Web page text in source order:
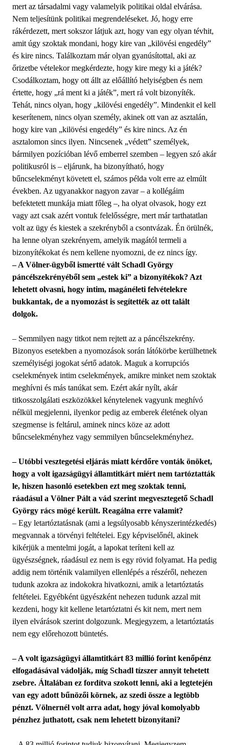
mert az társadalmi vagy valamelyik politikai oldal elvárása.
Nem teljesítünk politikai megrendeléseket. Jó, hogy erre
rákérdezett, mert sokszor látjuk azt, hogy van egy olyan tévhit,
amit úgy szoktak mondani, hogy kire van „kilövési engedély”
és kire nincs. Találkoztam már olyan gyanúsítottal, aki az
őrizetbe vételekor megkérdezte, hogy kire megy ki a játék?
Csodálkoztam, hogy ott állt az előállító helyiségben és nem
értette, hogy „rá ment ki a játék”, mert rá volt bizonyíték.
Tehát, nincs olyan, hogy „kilövési engedély”. Mindenkit el kell
keserítenem, nincs olyan személy, akinek ott van az asztalán,
hogy kire van „kilövési engedély” és kire nincs. Az én
asztalomon sincs ilyen. Nincsenek „védett” személyek,
bármilyen pozícióban lévő emberrel szemben – legyen szó akár
politikusról is – eljárunk, ha bizonyítható, hogy
bűncselekményt követett el, számos példa volt erre az elmúlt
években. Az ugyanakkor nagyon zavar – a kollégáim
befektetett munkája miatt főleg –, ha olyat olvasok, hogy ezt
vagy azt csak azért vontuk felelősségre, mert már tarthatatlan
volt az ügy és kiestek a szekrényből a csontvázak. Én örülnék,
ha lenne olyan szekrényem, amelyik magától termeli a
bizonyítékokat és nem kellene nyomozni, de ez nincs így.
– A Völner-ügyből ismertté vált Schadl György
páncélszekrényéből sem „estek ki” a bizonyítékok? Azt
lehetett olvasni, hogy intim, magánéleti felvételekre
bukkantak, de a nyomozást is segítették az ott talált
dolgok.
– Semmilyen nagy titkot nem rejtett az a páncélszekrény.
Bizonyos esetekben a nyomozások során látókörbe kerülhetnek
személyiségi jogokat sértő adatok. Maguk a korrupciós
cselekmények intim cselekmények, amikre minket nem szoktak
meghívni és más tanúkat sem. Ezért akár nyílt, akár
titkosszolgálati eszközökkel kénytelenek vagyunk meghívó
nélkül megjelenni, ilyenkor pedig az emberek életének olyan
szegmense is feltárul, aminek nincs köze az adott
bűncselekményhez vagy semmilyen bűncselekményhez.
– Utóbbi vesztegetési eljárás miatt kérdőre vonták önöket,
hogy a volt igazságügyi államtitkárt miért nem tartóztatták
le, hiszen hasonló esetekben ezt meg szoktak tenni,
ráadásul a Völner Pált a vád szerint megvesztegető Schadl
György rács mögé került. Reagálna erre valamit?
– Egy letartóztatásnak (ami a legsúlyosabb kényszerintézkedés)
megvannak a törvényi feltételei. Egy képviselőnél, akinek
kikérjük a mentelmi jogát, a lapokat teríteni kell az
ügyészségnek, ráadásul ez nem is egy rövid folyamat. Ha pedig
addig nem történik valamilyen ellenlépés a részéről, nehezen
tudunk azokra az indokokra hivatkozni, amik a letartóztatás
feltételei. Egyébként ügyészként nehezen tudunk azzal mit
kezdeni, hogy kit kellene letartóztatni és kit nem, mert nem
ilyen elvárások szerint dolgozunk. Megjegyzem, a letartóztatás
nem egy előrehozott büntetés.
– A volt igazságügyi államtitkárt 83 millió forint kenőpénz
elfogadásával vádolják, míg Schadl tízszer annyit tehetett
zsebre. Általában ez fordítva szokott lenni, aki a legtetején
van egy adott bűnözői körnek, az szedi össze a legtöbb
pénzt. Völnernél volt arra adat, hogy jóval komolyabb
pénzhez juthatott, csak nem lehetett bizonyítani?